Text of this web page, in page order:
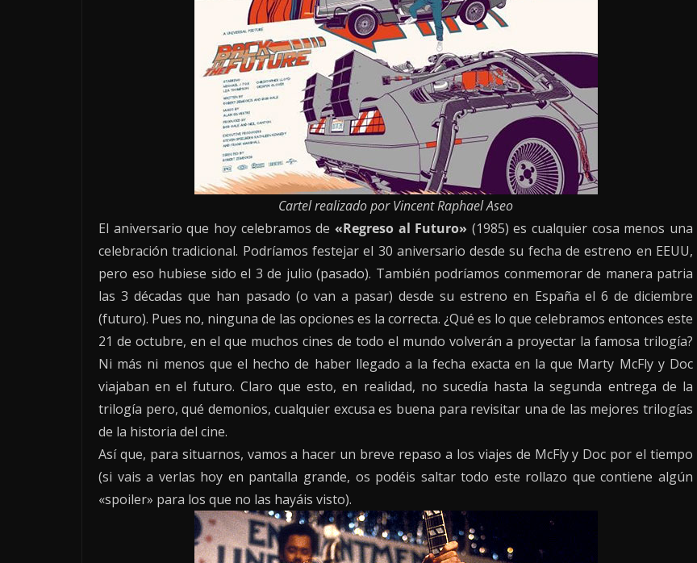
Cartel realizado por Vincent Raphael Aseo
El aniversario que hoy celebramos de «Regreso al Futuro» (1985) es cualquier cosa menos una
celebración tradicional. Podríamos festejar el 30 aniversario desde su fecha de estreno en EEUU,
pero eso hubiese sido el 3 de julio (pasado). También podríamos conmemorar de manera patria
las 3 décadas que han pasado (o van a pasar) desde su estreno en España el 6 de diciembre
(futuro). Pues no, ninguna de las opciones es la correcta. ¿Qué es lo que celebramos entonces este
21 de octubre, en el que muchos cines de todo el mundo volverán a proyectar la famosa trilogía?
Ni más ni menos que el hecho de haber llegado a la fecha exacta en la que Marty McFly y Doc
viajaban en el futuro. Claro que esto, en realidad, no sucedía hasta la segunda entrega de la
trilogía pero, qué demonios, cualquier excusa es buena para revisitar una de las mejores trilogías
de la historia del cine.
Así que, para situarnos, vamos a hacer un breve repaso a los viajes de McFly y Doc por el tiempo
(si vais a verlas hoy en pantalla grande, os podéis saltar todo este rollazo que contiene algún
«spoiler» para los que no las hayáis visto).